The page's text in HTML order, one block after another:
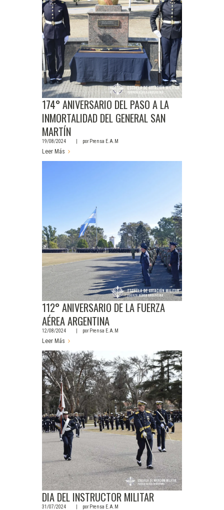
174° ANIVERSARIO DEL PASO A LA
INMORTALIDAD DEL GENERAL SAN
MARTÍN
19/08/2024 porPrensa E.A.M
Leer Más
112° ANIVERSARIO DE LA FUERZA
AÉREA ARGENTINA
12/08/2024 porPrensa E.A.M
Leer Más
DIA DEL INSTRUCTOR MILITAR
31/07/2024 porPrensa E.A.M